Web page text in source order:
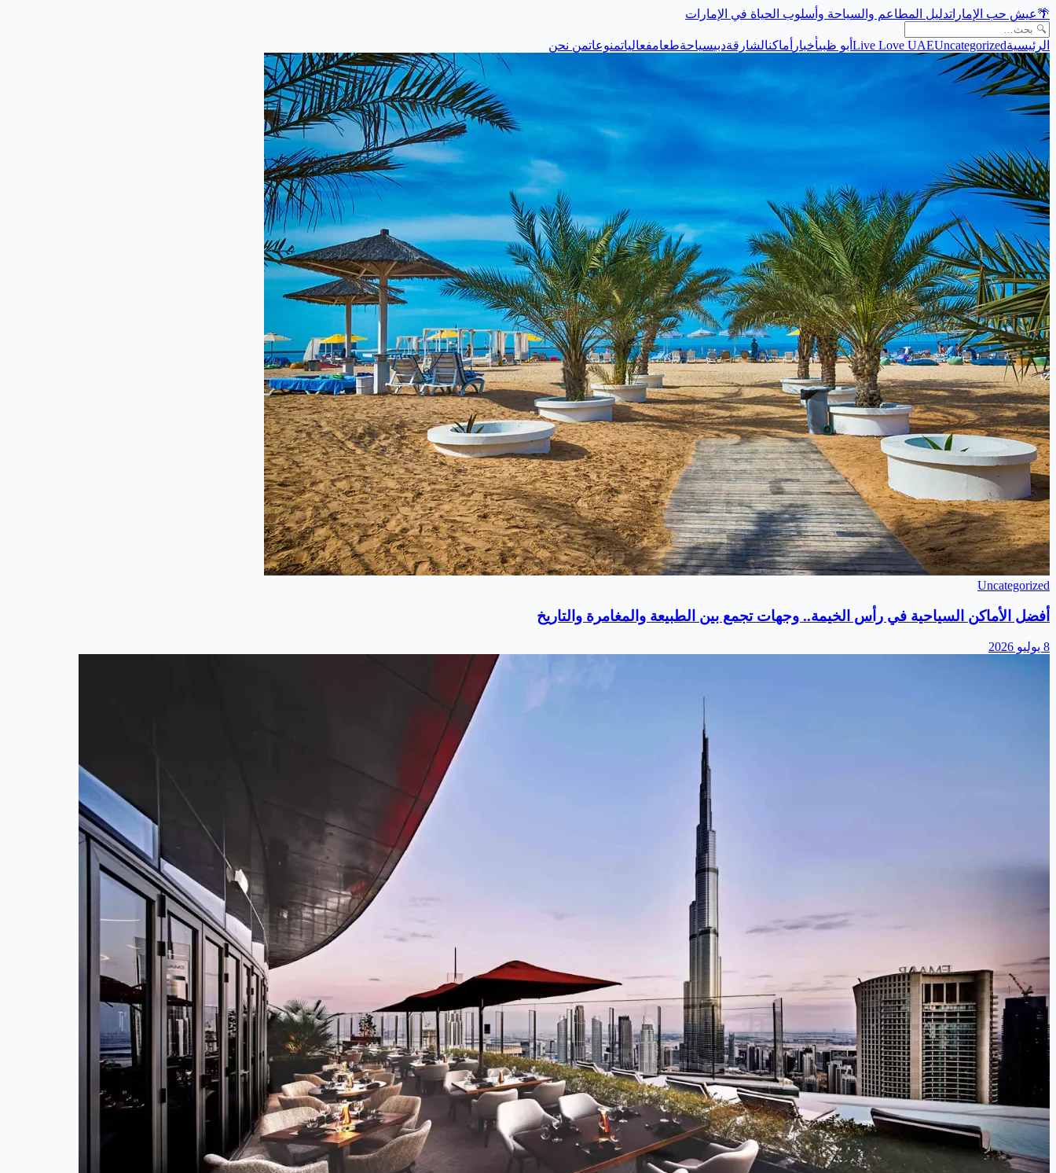
🌴عيش حب الإماراتدليل المطاعم والسياحة وأسلوب الحياة في الإمارات
الرئيسية Live Love UAEUncategorized أبو ظبيأخبار أماكنالشارقةدبيسياحةطعامفعالياتمنوعاتمن نحن
Uncategorized
أفضل الأماكن السياحية في رأس الخيمة.. وجهات تجمع بين الطبيعة والمغامرة والتاريخ
8 يوليو 2026